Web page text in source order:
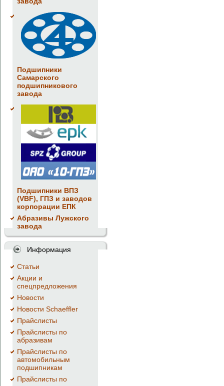
Подшипники
Самарского
подшипникового
завода
Подшипники ВПЗ
(VBF), ГПЗ и заводов
корпорации ЕПК
Абразивы Лужского
завода
Информация
Cтатьи
Акции и
спецпредложения
Новости
Новости Schaeffler
Прайслисты
Прайслисты по
абразивам
Прайслисты по
автомобильным
подшипникам
Прайслисты по